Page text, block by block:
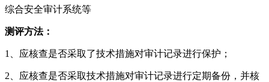
综合安全审计系统等
测评方法：
1、应核查是否采取了技术措施对审计记录进行保护；
2、应核查是否采取技术措施对审计记录进行定期备份，并核